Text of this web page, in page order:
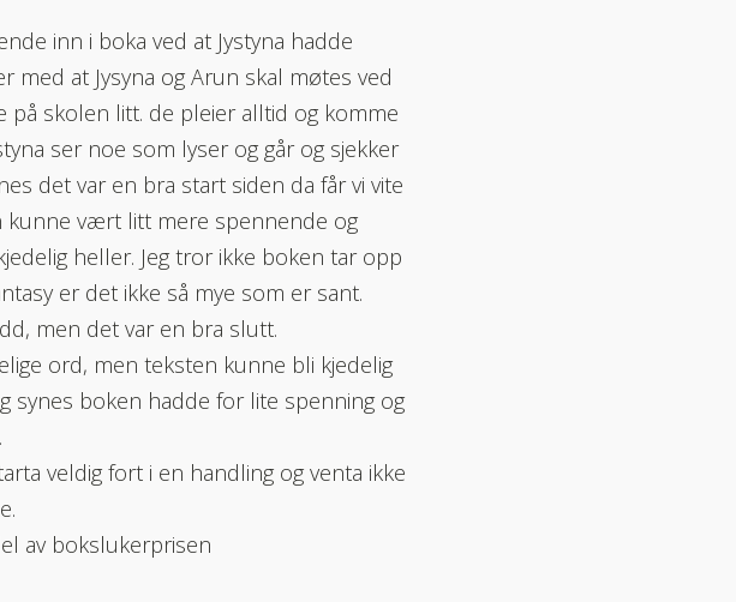
inn i boka ved at Jystyna hadde
med at Jysyna og Arun skal møtes ved
på skolen litt. de pleier alltid og komme
ser noe som lyser og går og sjekker
det var en bra start siden da får vi vite
kunne vært litt mere spennende og
heller. Jeg tror ikke boken tar opp
er det ikke så mye som er sant.
men det var en bra slutt.
ord, men teksten kunne bli kjedelig
synes boken hadde for lite spenning og
veldig fort i en handling og venta ikke
av bokslukerprisen